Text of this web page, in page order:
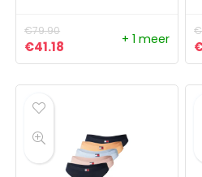
€79.90
Oorspronkelijke prijs was:
€41.18 Huidige prijs is:
+ 1 meer
€